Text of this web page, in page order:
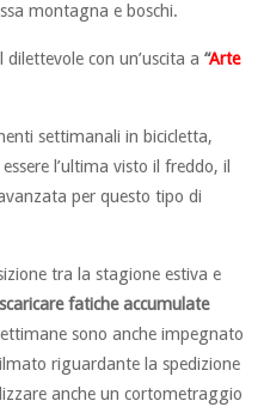
montagna e boschi.
con un’uscita a “Arte
settimanali in bicicletta,
l’ultima visto il freddo, il
per questo tipo di
tra la stagione estiva e
scaricare fatiche accumulate
sono anche impegnato
riguardante la spedizione
anche un cortometraggio